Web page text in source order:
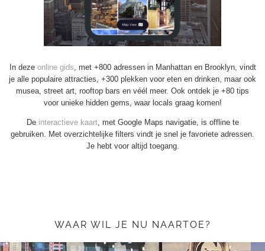
In deze online gids, met +800 adressen in Manhattan en Brooklyn, vindt
je alle populaire attracties, +300 plekken voor eten en drinken, maar ook
musea, street art, rooftop bars en véél meer. Ook ontdek je +80 tips
voor unieke hidden gems, waar locals graag komen!
De interactieve kaart, met Google Maps navigatie, is offline te
gebruiken. Met overzichtelijke filters vindt je snel je favoriete adressen.
Je hebt voor altijd toegang.
WAAR WIL JE NU NAARTOE?